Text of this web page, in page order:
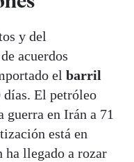
y del
acuerdos
el barril
días. El petróleo
en Irán a 71
está en
ha llegado a rozar